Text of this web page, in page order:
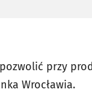
przy
Wrocławia.